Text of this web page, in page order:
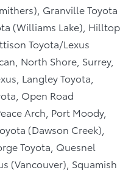
Granville Toyota
(Williams Lake), Hilltop
Toyota/Lexus
North Shore, Surrey,
Langley Toyota,
Open Road
Arch, Port Moody,
(Dawson Creek),
Toyota, Quesnel
(Vancouver), Squamish